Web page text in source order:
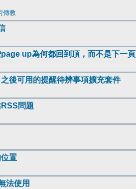
傳教
up為何都回到頂，而不是下一頁
後可用的提醒待辨事項擴充套件
問題
置
法使用